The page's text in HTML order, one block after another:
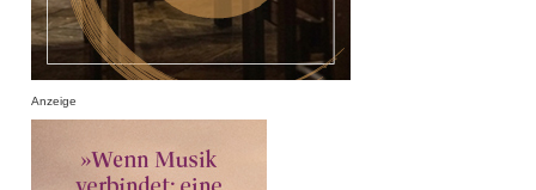
Anzeige